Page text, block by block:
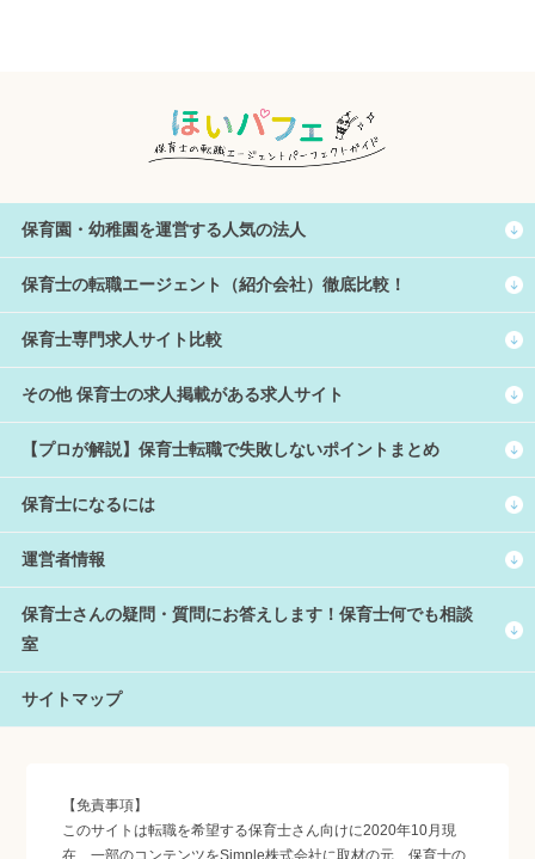
保育園・幼稚園を運営する人気の法人
保育士の転職エージェント（紹介会社）徹底比較！
保育士専門求人サイト比較
その他 保育士の求人掲載がある求人サイト
【プロが解説】保育士転職で失敗しないポイントまとめ
保育士になるには
運営者情報
保育士さんの疑問・質問にお答えします！保育士何でも相談
室
サイトマップ
【免責事項】
このサイトは転職を希望する保育士さん向けに2020年10月現